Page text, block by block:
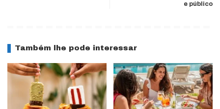
e público
Também lhe pode interessar